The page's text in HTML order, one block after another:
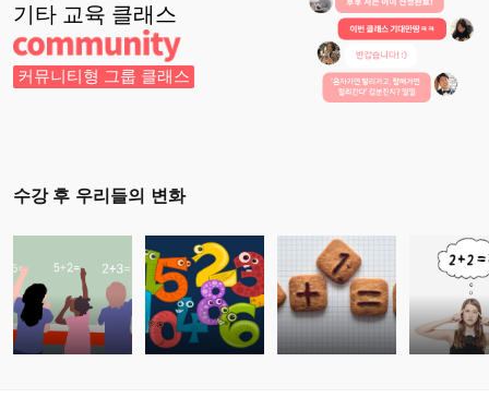
기타 교육 클래스
커뮤니티형 그룹 클래스
수강 후 우리들의 변화